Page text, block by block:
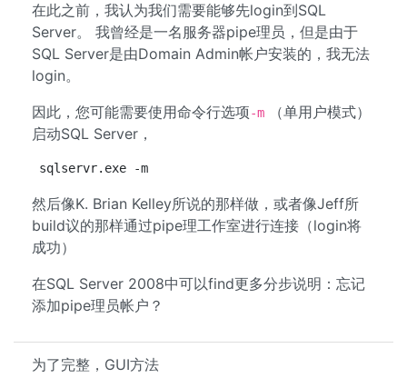
在此之前，我认为我们需要能够先login到SQL
Server。 我曾经是一名服务器pipe理员，但是由于
SQL Server是由Domain Admin帐户安装的，我无法
login。
因此，您可能需要使用命令行选项-m
（单用户模式）
启动SQL Server，
sqlservr.exe -m
然后像K. Brian Kelley所说的那样做，或者像Jeff所
build议的那样通过pipe理工作室进行连接（login将
成功）
在SQL Server 2008中可以find更多分步说明：忘记
添加pipe理员帐户？
为了完整，GUI方法